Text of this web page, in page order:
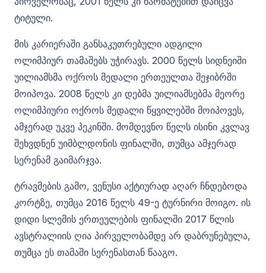
ტიტული.
მის კარიერაში განსაკუთრებული ადგილი
ოლიმპიურ თამაშებს უჭირავს. 2000 წელს სიდნეიში
უილიამსმა ოქროს მედალი ერთეულთა შეჯიბრში
მოიპოვა. 2008 წელს კი დებმა უილიამსებმა მეორე
ოლიმპიური ოქროს მედალი წყვილებში მოიპოვეს,
ამჯერად უკვე პეკინში. მომდევნო წელს ისინი კვლავ
შეხვდნენ უიმბლდონის ფინალში, თუმცა ამჯერად
სერენამ გაიმარჯვა.
ტრავმების გამო, ვენუსი აქტიურად აღარ ჩნდებოდა
კორტზე, თუმცა 2016 წელს 49-ე ტურნირი მოიგო. ის
დიდი სლემის ერთეულების ფინალში 2017 წლის
ავსტრალიის ღია პირველობამდე არ დაბრუნებულა,
თუმცა ეს თამაში სერენასთან წააგო.